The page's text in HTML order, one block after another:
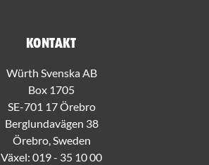
Kontakt
Würth Svenska AB
Box 1705
SE-701 17 Örebro
Berglundavägen 38
Örebro, Sweden
Växel: 019 - 35 10 00